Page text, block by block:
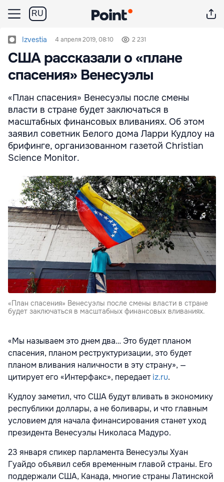
RU
Izvestia 4 апреля 2019, 08:10 2 231
США рассказали о «плане
спасения» Венесуэлы
«План спасения» Венесуэлы после смены
власти в стране будет заключаться в
масштабных финансовых вливаниях. Об этом
заявил советник Белого дома Ларри Кудлоу на
брифинге, организованном газетой Christian
Science Monitor.
«План спасения» Венесуэлы после смены власти в стране
будет заключаться в масштабных финансовых вливаниях.
«Мы называем это днем два… Это будет планом
спасения, планом реструктуризации, это будет
планом вливания наличности в эту страну», —
цитирует его «Интерфакс», передаетiz.ru.
Кудлоу заметил, что США будут вливать в экономику
республики доллары, а не боливары, и что главным
условием для начала финансирования станет уход
президента Венесуэлы Николаса Мадуро.
23 января спикер парламента Венесуэлы Хуан
Гуайдо объявил себя временным главой страны. Его
поддержали США, Канада, многие страны Латинской